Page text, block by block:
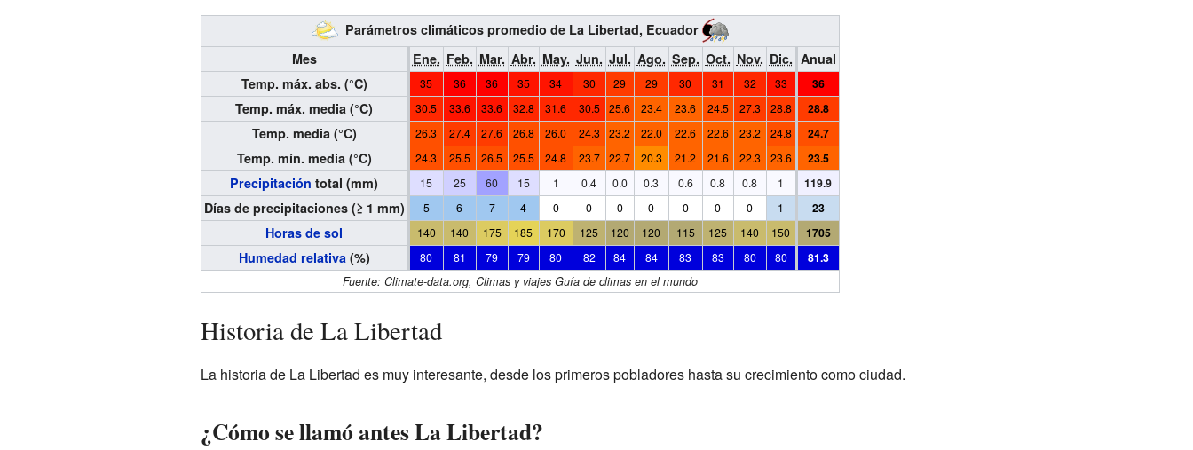
Parámetros climáticos promedio de La Libertad, Ecuador
Mes
Ene. Feb. Mar. Abr. May. Jun. Jul. Ago. Sep. Oct. Nov. Dic. Anual
Temp. máx. abs. (°C)
35 36 36 35 34 30 29 29 30 31 32 33 36
Temp. máx. media (°C) 30.5 33.6 33.6 32.8 31.6 30.5 25.6 23.4 23.6 24.5 27.3 28.8 28.8
Temp. media (°C) 26.3 27.4 27.6 26.8 26.0 24.3 23.2 22.0 22.6 22.6 23.2 24.8 24.7
Temp. mín. media (°C) 24.3 25.5 26.5 25.5 24.8 23.7 22.7 20.3 21.2 21.6 22.3 23.6 23.5
Precipitación total (mm) 15 25 60 15 1 0.4 0.0 0.3 0.6 0.8 0.8 1 119.9
Días de precipitaciones (≥ 1 mm) 5 6 7 4 0 0 0 0 0 0 0 1 23
Horas de sol 140 140 175 185 170 125 120 120 115 125 140 150 1705
Humedad relativa(%) 80 81 79 79 80 82 84 84 83 83 80 80
81.3
Fuente: Climate-data.org, Climas y viajes Guía de climas en el mundo
Historia de La Libertad
La historia de La Libertad es muy interesante, desde los primeros pobladores hasta su crecimiento como ciudad.
¿Cómo se llamó antes La Libertad?